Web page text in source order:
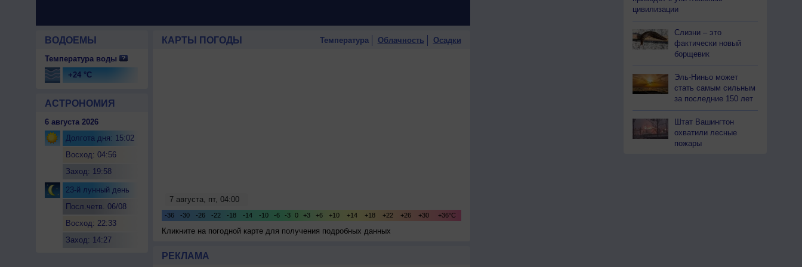
ВОДОЕМЫ
Температура воды
+24 °C
АСТРОНОМИЯ
6 августа 2026
Долгота дня: 15:02
Восход: 04:56
Заход: 19:58
23-й лунный день
Посл.четв. 06/08
Восход: 22:33
Заход: 14:27
КАРТЫ ПОГОДЫ Температура Облачность Осадки
Кликните на погодной карте для получения подробных данных
РЕКЛАМА
цивилизации
Слизни – это
фактически новый
борщевик
Эль-Ниньо может
стать самым сильным
за последние 150 лет
Штат Вашингтон
охватили лесные
пожары